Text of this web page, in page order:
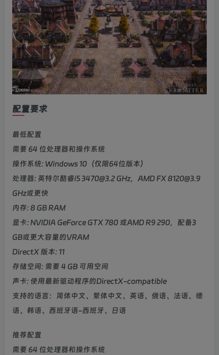
配置要求
最低配置
需要 64 位处理器和操作系统
操作系统: Windows 10（仅限64位版本）
处理器: 英特尔酷睿i5 3470@3.2 GHz，AMD FX 8120@3.9
GHz或更快
内存: 8 GB RAM
显卡: NVIDIA GeForce GTX 780 或AMD R9 290，配备3
GB或更大容量的VRAM
DirectX 版本: 11
存储空间: 需要 4 GB 可用空间
声卡: 使用最新驱动程序的DirectX-compatible
支持的语言：简体中文、繁体中文、英语、俄语、法语、德
语、韩语、西班牙语-西班牙、日语
推荐配置
需要 64 位处理器和操作系统